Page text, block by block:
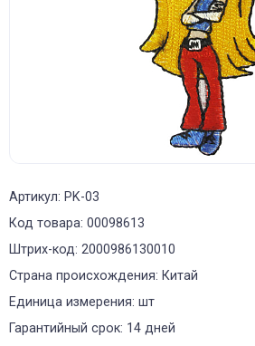
Артикул: PK-03
Код товара: 00098613
Штрих-код: 2000986130010
Страна происхождения: Китай
Единица измерения: шт
Гарантийный срок: 14 дней